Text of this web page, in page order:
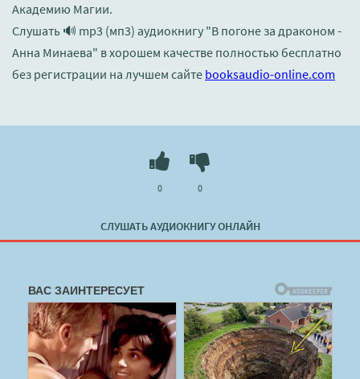
Академию Магии.
Слушать 🔊 mp3 (мп3) аудиокнигу "В погоне за драконом -
Анна Минаева" в хорошем качестве полностью бесплатно
без регистрации на лучшем сайте booksaudio-online.com
СЛУШАТЬ АУДИОКНИГУ ОНЛАЙН
0 0